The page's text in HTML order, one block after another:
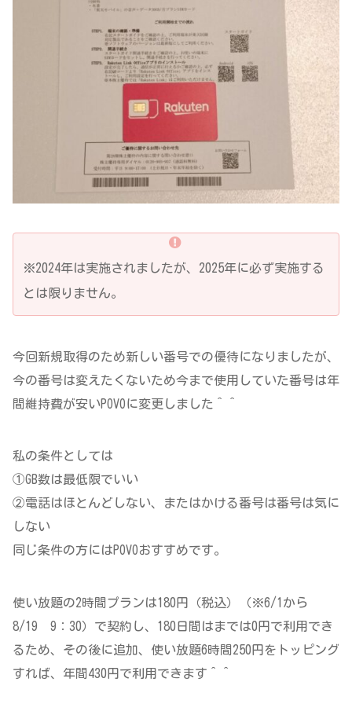
※2024年は実施されましたが、2025年に必ず実施する
とは限りません。
今回新規取得のため新しい番号での優待になりましたが、
今の番号は変えたくないため今まで使用していた番号は年
間維持費が安いPOVOに変更しました＾＾
私の条件としては
①GB数は最低限でいい
②電話はほとんどしない、またはかける番号は番号は気に
しない
同じ条件の方にはPOVOおすすめです。
使い放題の2時間プランは180円（税込）（※6/1から
8/19 9：30）で契約し、180日間はまでは0円で利用でき
るため、その後に追加、使い放題6時間250円をトッピング
すれば、年間430円で利用できます＾＾